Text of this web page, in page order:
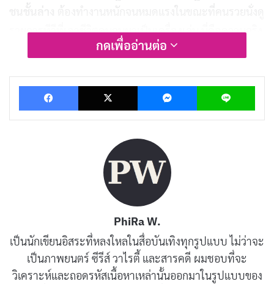
รายการทีวีที่เอาชีวิตคนจนมาเป็นเครื่องเล่น นี่คือความจริง
ที่โหดร้ายของ “The Running Man” ที่เกมโชว์นี้ยังไม่เคยมี
ในบทความนี้ เราจะพามาเจาะลึกทุกแง่มุมของหนังเรื่องนี้
ตั้งแต่การแสดงของนักแสดงที่โดดเด่น สไตล์การกำกับของ
Edgar Wright ที่สุดเหวี่ยงเหมือนเคย ไปจนถึงข้อความที่
หนังต้องการสื่อสารเกี่ยวกับสังคมทุนนิยม
เปรียบคนธรรมดา มาดูกันว่าหนังเรื่องนี้จะทำให้เราได้คิด
ทบทวนเกี่ยวกับความเป็นจริงของโลกที่เรากำลังอยู่อย่างไร
กดเพื่ออ่านต่อ
Facebook X Messenger Line
PhiRa W.
เป็นนักเขียนอิสระที่หลงใหลในสื่อบันเทิงทุกรูปแบบ ไม่ว่าจะ
เป็นภาพยนตร์ ซีรีส์ วาไรตี้ และสารคดี ผมชอบที่จะ
วิเคราะห์และถอดรหัสเนื้อหาเหล่านั้นออกมาในรูปแบบของ